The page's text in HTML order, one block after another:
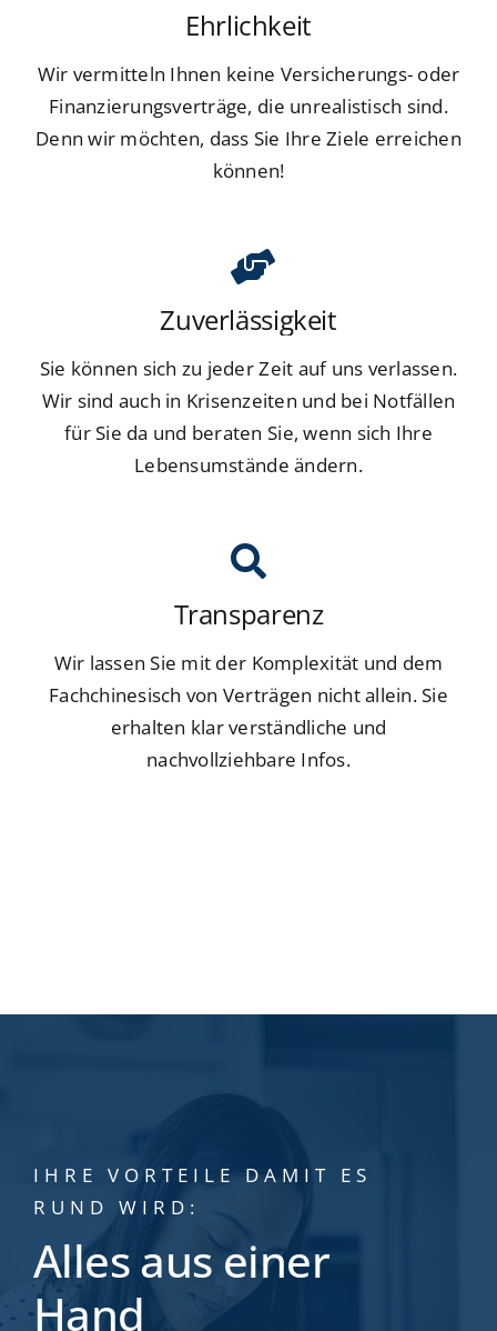
Ehrlichkeit
Wir vermitteln Ihnen keine Versicherungs- oder
Finanzierungsverträge, die unrealistisch sind.
Denn wir möchten, dass Sie Ihre Ziele erreichen
können!
Zuverlässigkeit
Sie können sich zu jeder Zeit auf uns verlassen.
Wir sind auch in Krisenzeiten und bei Notfällen
für Sie da und beraten Sie, wenn sich Ihre
Lebensumstände ändern.
Transparenz
Wir lassen Sie mit der Komplexität und dem
Fachchinesisch von Verträgen nicht allein. Sie
erhalten klar verständliche und
nachvollziehbare Infos.
IHRE VORTEILE DAMIT ES
RUND WIRD:
Alles aus einer
Hand